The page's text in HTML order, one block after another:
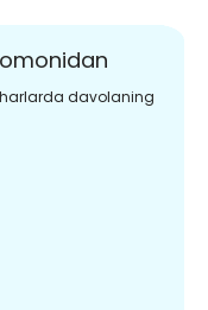
davolaning